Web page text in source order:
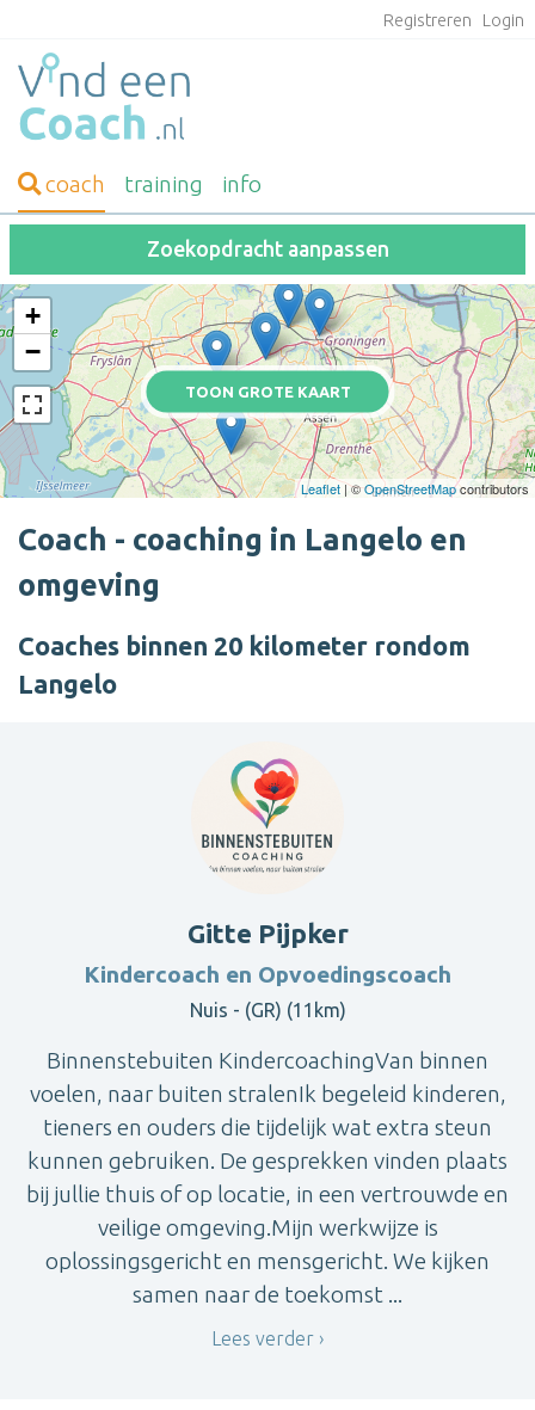
Registreren Login
coach training info
Zoekopdracht aanpassen
TOON GROTE KAART
+
−
Leaflet| ©OpenStreetMapcontributors
Coach - coaching in Langelo en
omgeving
Coaches binnen 20 kilometer rondom
Langelo
Gitte Pijpker
Kindercoach en Opvoedingscoach
Nuis - (GR) (11km)
Binnenstebuiten KindercoachingVan binnen
voelen, naar buiten stralenIk begeleid kinderen,
tieners en ouders die tijdelijk wat extra steun
kunnen gebruiken. De gesprekken vinden plaats
bij jullie thuis of op locatie, in een vertrouwde en
veilige omgeving.Mijn werkwijze is
oplossingsgericht en mensgericht. We kijken
samen naar de toekomst ...
Lees verder